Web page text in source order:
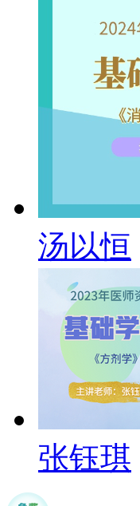
汤以恒
张钰琪